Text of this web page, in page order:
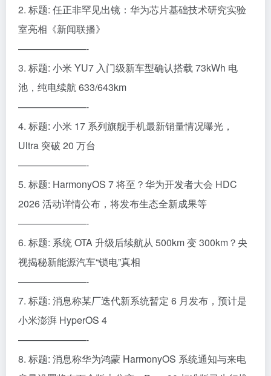
2. 标题: 任正非罕见出镜：华为芯片基础技术研究实验
室亮相《新闻联播》
———————-
3. 标题: 小米 YU7 入门级新车型确认搭载 73kWh 电
池，纯电续航 633/643km
———————-
4. 标题: 小米 17 系列旗舰手机最新销量情况曝光，
Ultra 突破 20 万台
———————-
5. 标题: HarmonyOS 7 将至？华为开发者大会 HDC
2026 活动详情公布，将发布生态全新成果等
———————-
6. 标题: 系统 OTA 升级后续航从 500km 变 300km？央
视揭秘新能源汽车“锁电”真相
———————-
7. 标题: 消息称某厂迭代新系统暂定 6 月发布，预计是
小米澎湃 HyperOS 4
———————-
8. 标题: 消息称华为鸿蒙 HarmonyOS 系统通知与来电